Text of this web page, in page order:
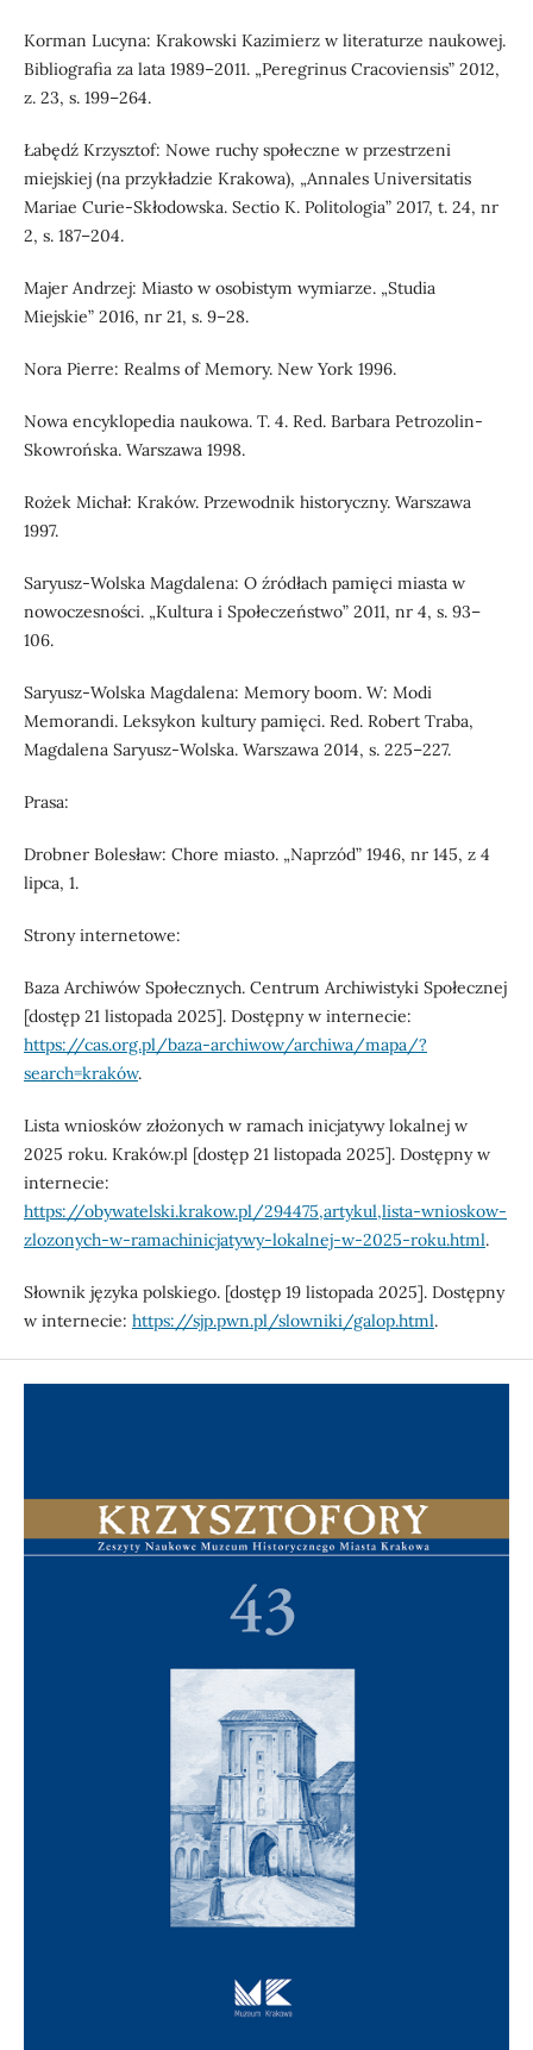
Korman Lucyna: Krakowski Kazimierz w literaturze naukowej.
Bibliografia za lata 1989–2011. „Peregrinus Cracoviensis” 2012,
z. 23, s. 199–264.
Łabędź Krzysztof: Nowe ruchy społeczne w przestrzeni
miejskiej (na przykładzie Krakowa), „Annales Universitatis
Mariae Curie-Skłodowska. Sectio K. Politologia” 2017, t. 24, nr
2, s. 187–204.
Majer Andrzej: Miasto w osobistym wymiarze. „Studia
Miejskie” 2016, nr 21, s. 9–28.
Nora Pierre: Realms of Memory. New York 1996.
Nowa encyklopedia naukowa. T. 4. Red. Barbara Petrozolin-
Skowrońska. Warszawa 1998.
Rożek Michał: Kraków. Przewodnik historyczny. Warszawa
1997.
Saryusz-Wolska Magdalena: O źródłach pamięci miasta w
nowoczesności. „Kultura i Społeczeństwo” 2011, nr 4, s. 93–
106.
Saryusz-Wolska Magdalena: Memory boom. W: Modi
Memorandi. Leksykon kultury pamięci. Red. Robert Traba,
Magdalena Saryusz-Wolska. Warszawa 2014, s. 225–227.
Prasa:
Drobner Bolesław: Chore miasto. „Naprzód” 1946, nr 145, z 4
lipca, 1.
Strony internetowe:
Baza Archiwów Społecznych. Centrum Archiwistyki Społecznej
[dostęp 21 listopada 2025]. Dostępny w internecie:
https://cas.org.pl/baza-archiwow/archiwa/mapa/?
search=kraków.
Lista wniosków złożonych w ramach inicjatywy lokalnej w
2025 roku. Kraków.pl [dostęp 21 listopada 2025]. Dostępny w
internecie:
https://obywatelski.krakow.pl/294475,artykul,lista-wnioskow-
zlozonych-w-ramachinicjatywy-lokalnej-w-2025-roku.html.
Słownik języka polskiego. [dostęp 19 listopada 2025]. Dostępny
w internecie: https://sjp.pwn.pl/slowniki/galop.html.